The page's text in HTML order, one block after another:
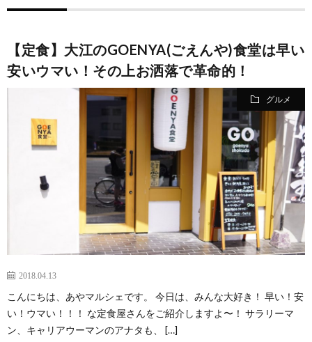
メ
熊
本
カ
フ
ェ
ス
ー
ツ
ネ
タ
集
イ
ベ
ン
ト
お
買
い
観
光
珍
ポ
ん
お
【定食】大江のGOENYA(ごえんや)食堂は早い
安いウマい！その上お洒落で革命的！
グルメ
2018.04.13
こんにちは、あやマルシェです。 今日は、みんな大好き！ 早い！安
い！ウマい！！！ な定食屋さんをご紹介しますよ〜！ サラリーマ
ン、キャリアウーマンのアナタも、 […]